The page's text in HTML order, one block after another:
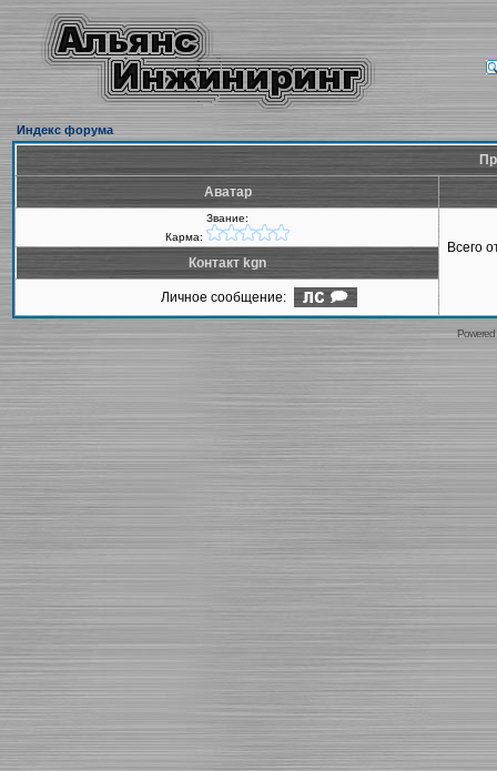
Индекс форума
Аватар
Звание:
Карма:
Всего
Контакт kgn
Личное сообщение: